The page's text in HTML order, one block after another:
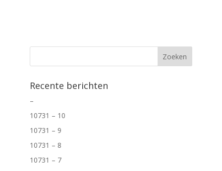
Recente berichten
–
10731 – 10
10731 – 9
10731 – 8
10731 – 7